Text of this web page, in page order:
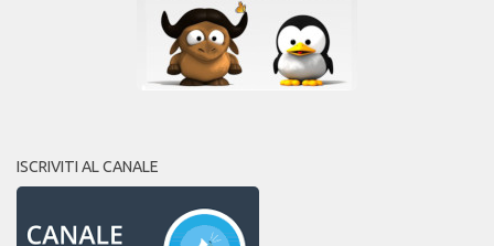
ISCRIVITI AL CANALE